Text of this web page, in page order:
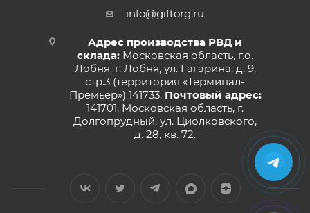
info@giftorg.ru
Адрес производства РВД и
склада: Московская область, г.о.
Лобня, г. Лобня, ул. Гагарина, д. 9,
стр.3 (территория «Терминал-
Премьер») 141733. Почтовый адрес:
141701, Московская область, г.
Долгопрудный, ул. Циолковского,
д. 28, кв. 72.